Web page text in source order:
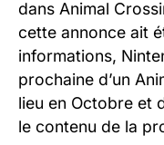
dans Animal
cette annonce ait
informations,
prochaine d’un
lieu en Octobre et
le contenu de la